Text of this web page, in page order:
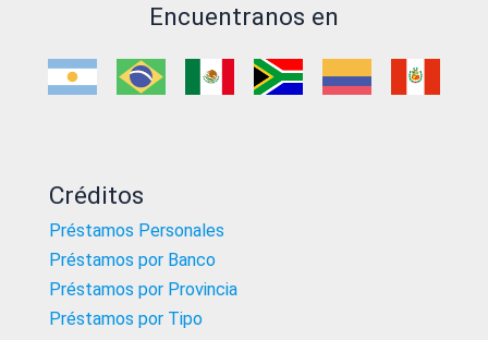
Encuentranos en
Créditos
Préstamos Personales
Préstamos por Banco
Préstamos por Provincia
Préstamos por Tipo